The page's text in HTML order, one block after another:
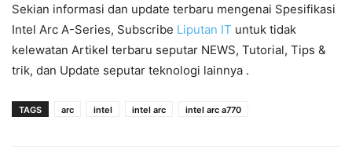
Sekian informasi dan update terbaru mengenai Spesifikasi
Intel Arc A-Series, Subscribe Liputan IT untuk tidak
kelewatan Artikel terbaru seputar NEWS, Tutorial, Tips &
trik, dan Update seputar teknologi lainnya .
TAGS arc intel intel arc intel arc a770